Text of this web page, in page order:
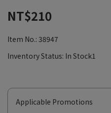
NT$210
Item No.: 38947
Inventory Status: In Stock1
Applicable Promotions